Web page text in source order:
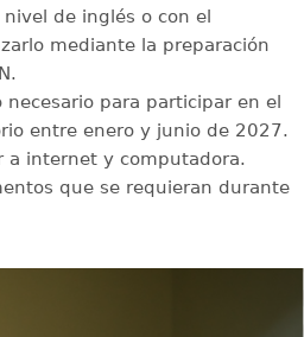
de inglés o con el
mediante la preparación
para participar en el
entre enero y junio de 2027.
a internet y computadora.
que se requieran durante